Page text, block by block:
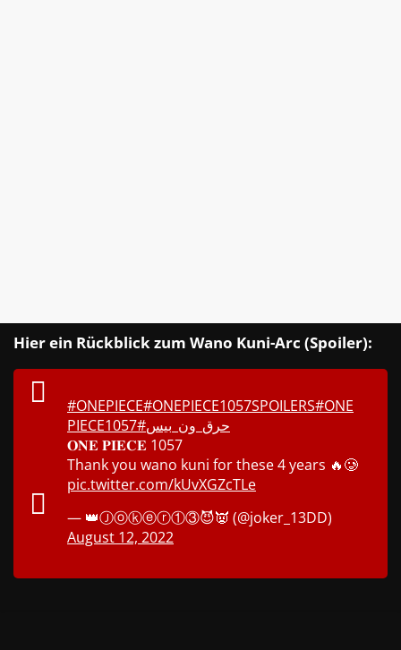
Hier ein Rückblick zum Wano Kuni-Arc (Spoiler):
#ONEPIECE#ONEPIECE1057SPOILERS#ONE
PIECE1057 #حرق_ون_بيس
𝐎𝐍𝐄 𝐏𝐈𝐄𝐂𝐄 1057
Thank you wano kuni for these 4 years 🔥🥲
pic.twitter.com/kUvXGZcTLe
— 👑Ⓙⓞⓚⓔⓡ①③😈👿 (@joker_13DD)
August 12, 2022